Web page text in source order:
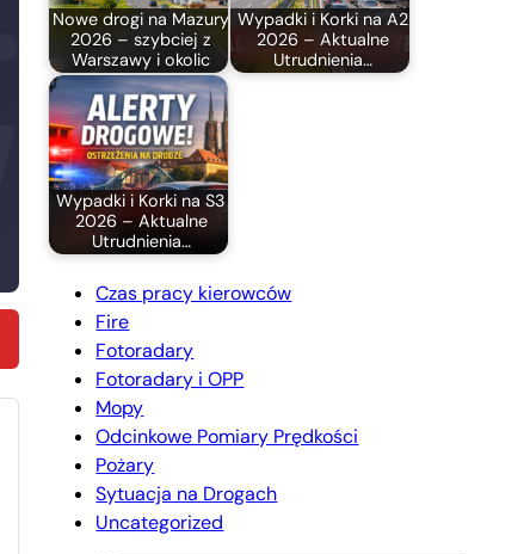
Nowe drogi na Mazury
2026 – szybciej z
Warszawy i okolic
Wypadki i Korki na A2
2026 – Aktualne
Utrudnienia…
Wypadki i Korki na S3
2026 – Aktualne
Utrudnienia…
Czas pracy kierowców
Fire
Fotoradary
Fotoradary i OPP
Mopy
Odcinkowe Pomiary Prędkości
Pożary
Sytuacja na Drogach
Uncategorized